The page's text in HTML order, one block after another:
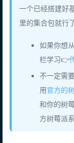
一个已经搭建好
里的集合包就行了
如果你想
栏学习👉
不一定需
用官方的
和你的树
方树莓派